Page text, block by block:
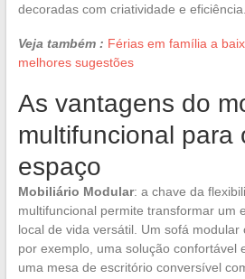
decoradas com criatividade e eficiência.
Veja também : Férias em família a
melhores sugestões
As vantagens do
multifuncional para
espaço
Mobiliário Modular: a chave da
multifuncional permite transformar um
local de vida versátil. Um sofá modular
por exemplo, uma solução confortável
uma mesa de escritório conversível